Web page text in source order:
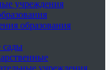
учреждения
образования
сады
учреждения